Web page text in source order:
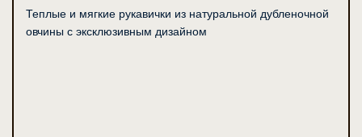
Теплые и мягкие рукавички из натуральной дубленочной
овчины с эксклюзивным дизайном